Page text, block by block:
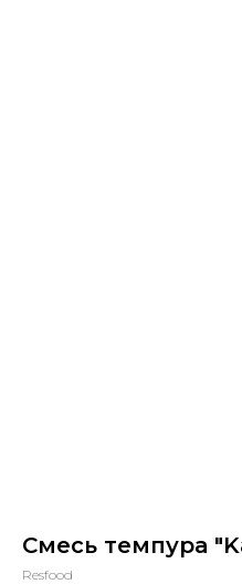
Смесь темпура
Resfood